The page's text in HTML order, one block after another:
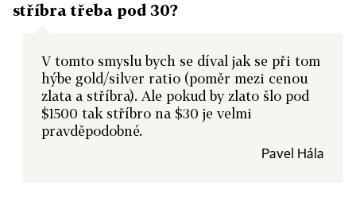
stříbra třeba pod 30?
V tomto smyslu bych se díval jak se při tom
hýbe gold/silver ratio (poměr mezi cenou
zlata a stříbra). Ale pokud by zlato šlo pod
$1500 tak stříbro na $30 je velmi
pravděpodobné.
Pavel Hála